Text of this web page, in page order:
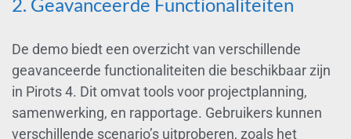
De demo biedt een overzicht van verschillende
geavanceerde functionaliteiten die beschikbaar zijn
in Pirots 4. Dit omvat tools voor projectplanning,
samenwerking, en rapportage. Gebruikers kunnen
verschillende scenario’s uitproberen, zoals het